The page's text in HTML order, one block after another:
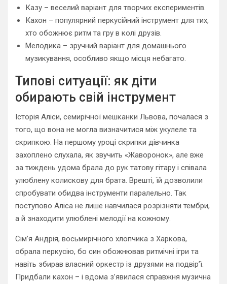
Казу – веселий варіант для творчих експериментів.
Кахон – популярний перкусійний інструмент для тих,
хто обожнює ритм та гру в колі друзів.
Мелодика – зручний варіант для домашнього
музикування, особливо якщо місця небагато.
Типові ситуації: як діти
обирають свій інструмент
Історія Аліси, семирічної мешканки Львова, почалася з
того, що вона не могла визначитися між укулеле та
скрипкою. На першому уроці скрипки дівчинка
захоплено слухала, як звучить «Жаворонок», але вже
за тиждень удома брала до рук татову гітару і співала
улюблену колискову для брата. Врешті, їй дозволили
спробувати обидва інструменти паралельно. Так
поступово Аліса не лише навчилася розрізняти тембри,
а й знаходити улюблені мелодії на кожному.
Сім’я Андрія, восьмирічного хлопчика з Харкова,
обрала перкусію, бо син обожнював ритмічні ігри та
навіть збирав власний оркестр із друзями на подвір’ї.
Придбали кахон – і вдома з’явилася справжня музична